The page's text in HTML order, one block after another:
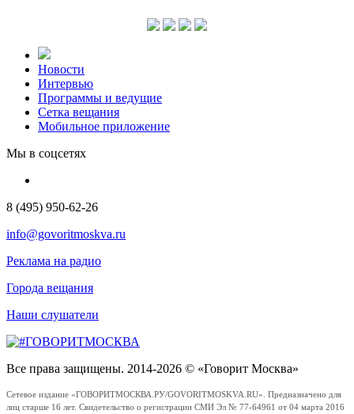
Новости
Интервью
Программы и ведущие
Сетка вещания
Мобильное приложение
Мы в соцсетях
8 (495) 950-62-26
info@govoritmoskva.ru
Реклама на радио
Города вещания
Наши слушатели
Все права защищены. 2014-2026 © «Говорит Москва»
Сетевое издание «ГОВОРИТМОСКВА.РУ/GOVORITMOSKVA.RU». Предназначено для
лиц старше 16 лет. Свидетельство о регистрации СМИ Эл № 77-64961 от 04 марта 2016